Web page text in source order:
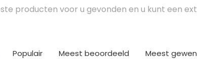
producten voor u gevonden en u kunt een
Populair Meest beoordeeld Meest